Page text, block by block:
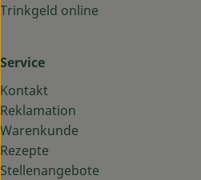
Trinkgeld online
Service
Kontakt
Reklamation
Warenkunde
Rezepte
Stellenangebote